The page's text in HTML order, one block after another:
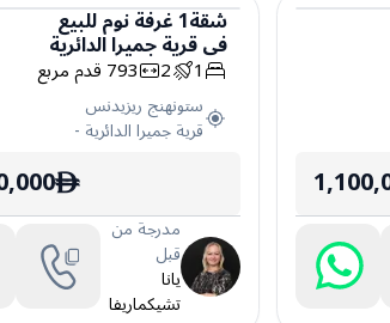
شقة
شقة1غرفة نومللبيع
فيقرية جميرا الدائرية
1
2
793قدم مربع
ستونهنج ريزيدنس
قرية جميرا الدائرية -
ê
مدرجة من
قبل
يانا
تشيكماريفا